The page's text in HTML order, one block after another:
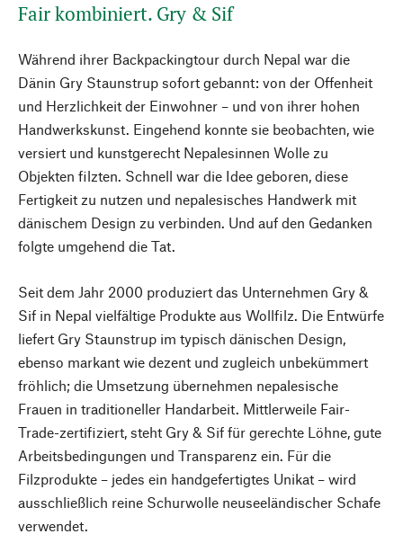
Fair kombiniert. Gry & Sif
Während ihrer Backpackingtour durch Nepal war die
Dänin Gry Staunstrup sofort gebannt: von der Offenheit
und Herzlichkeit der Einwohner – und von ihrer hohen
Handwerkskunst. Eingehend konnte sie beobachten, wie
versiert und kunstgerecht Nepalesinnen Wolle zu
Objekten filzten. Schnell war die Idee geboren, diese
Fertigkeit zu nutzen und nepalesisches Handwerk mit
dänischem Design zu verbinden. Und auf den Gedanken
folgte umgehend die Tat.
Seit dem Jahr 2000 produziert das Unternehmen Gry &
Sif in Nepal vielfältige Produkte aus Wollfilz. Die Entwürfe
liefert Gry Staunstrup im typisch dänischen Design,
ebenso markant wie dezent und zugleich unbekümmert
fröhlich; die Umsetzung übernehmen nepalesische
Frauen in traditioneller Handarbeit. Mittlerweile Fair-
Trade-zertifiziert, steht Gry & Sif für gerechte Löhne, gute
Arbeitsbedingungen und Transparenz ein. Für die
Filzprodukte – jedes ein handgefertigtes Unikat – wird
ausschließlich reine Schurwolle neuseeländischer Schafe
verwendet.